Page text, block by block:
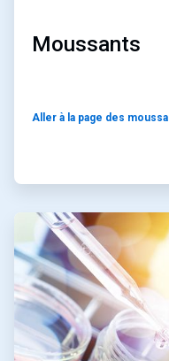
Moussants
Aller à la page des
ArticleTile
de